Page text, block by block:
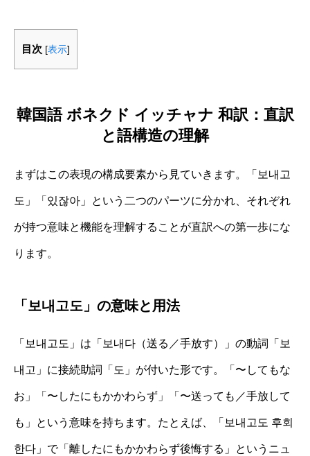
目次 [表示]
韓国語 ボネクド イッチャナ 和訳：直訳
と語構造の理解
まずはこの表現の構成要素から見ていきます。「보내고
도」「있잖아」という二つのパーツに分かれ、それぞれ
が持つ意味と機能を理解することが直訳への第一歩にな
ります。
「보내고도」の意味と用法
「보내고도」は「보내다（送る／手放す）」の動詞「보
내고」に接続助詞「도」が付いた形です。「〜してもな
お」「〜したにもかかわらず」「〜送っても／手放して
も」という意味を持ちます。たとえば、「보내고도 후회
한다」で「離したにもかかわらず後悔する」というニュ